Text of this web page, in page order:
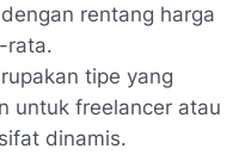
rentang harga
rata.
tipe yang
untuk freelancer atau
dinamis.